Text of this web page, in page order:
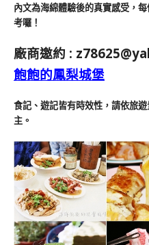
內文為海綿體驗後的真實感受，
考囉！
廠商邀約 :
飽飽的鳳梨城堡
食記、遊記皆有時效性，請依旅
主。